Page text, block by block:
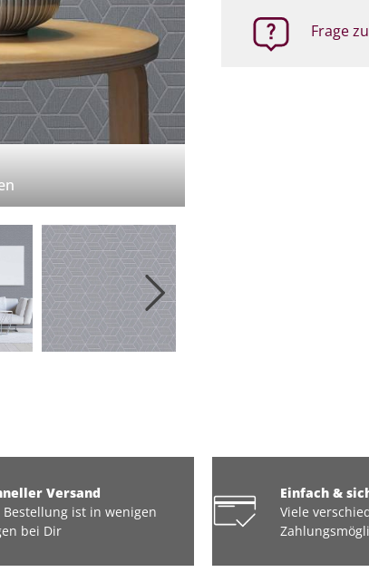
Frage
Versand
Bestellung ist in wenigen
bei Dir
Einfach &
Viele